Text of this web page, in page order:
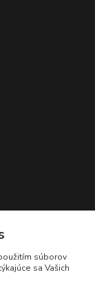
súborov
sa Vašich